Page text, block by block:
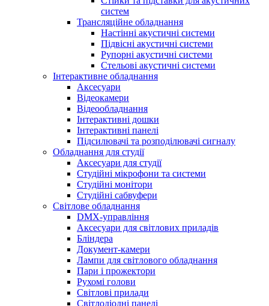
систем
Трансляційне обладнання
Настінні акустичні системи
Підвісні акустичні системи
Рупорні акустичні системи
Стельові акустичні системи
Інтерактивне обладнання
Аксесуари
Відеокамери
Відеообладнання
Інтерактивні дошки
Інтерактивні панелі
Підсилювачі та розподілювачі сигналу
Обладнання для студії
Аксесуари для студії
Студійні мікрофони та системи
Студійні монітори
Студійні сабвуфери
Світлове обладнання
DMX-управління
Аксесуари для світлових приладів
Бліндера
Документ-камери
Лампи для світлового обладнання
Пари і прожектори
Рухомі голови
Світлові прилади
Світлодіодні панелі